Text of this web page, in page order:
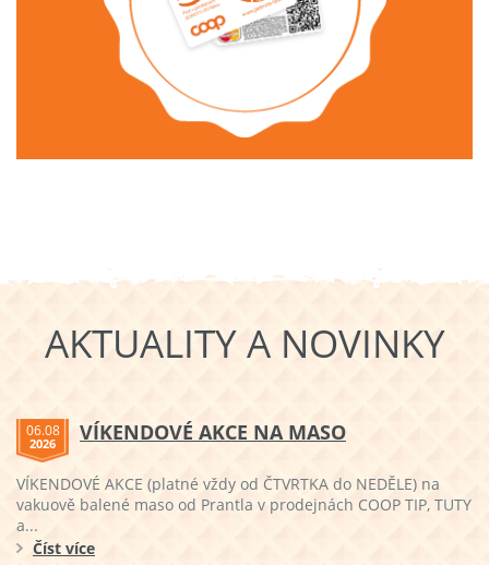
AKTUALITY A NOVINKY
06.08
2026 VÍKENDOVÉ AKCE NA MASO
VÍKENDOVÉ AKCE (platné vždy od ČTVRTKA do NEDĚLE) na
vakuově balené maso od Prantla v prodejnách COOP TIP, TUTY
a...
Číst více